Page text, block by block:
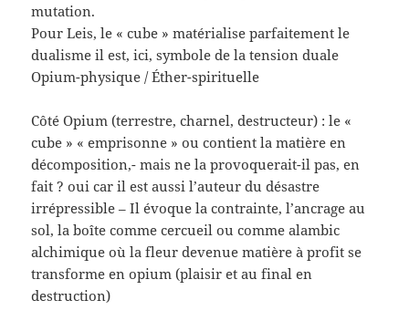
mutation.
Pour Leis, le « cube » matérialise parfaitement le
dualisme il est, ici, symbole de la tension duale
Opium-physique / Éther-spirituelle
Côté Opium (terrestre, charnel, destructeur) : le «
cube » « emprisonne » ou contient la matière en
décomposition,- mais ne la provoquerait-il pas, en
fait ? oui car il est aussi l’auteur du désastre
irrépressible – Il évoque la contrainte, l’ancrage au
sol, la boîte comme cercueil ou comme alambic
alchimique où la fleur devenue matière à profit se
transforme en opium (plaisir et au final en
destruction)